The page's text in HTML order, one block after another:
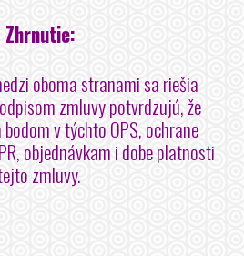
Zhrnutie:
oboma stranami sa riešia
zmluvy potvrdzujú, že
v týchto OPS, ochrane
objednávkam i dobe platnosti
zmluvy.